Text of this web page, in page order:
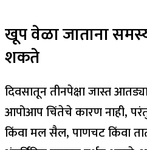
खूप वेळा जाताना
शकते
दिवसातून तीनपेक्षा जास्त
आपोआप चिंतेचे कारण नाही,
किंवा मल सैल, पाणचट किंवा